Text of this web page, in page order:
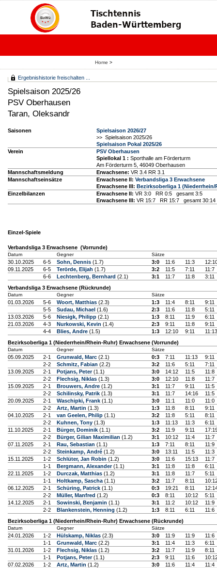
Home >
Ergebnishistorie freischalten ...
Spielsaison 2025/26
PSV Oberhausen
Taran, Oleksandr
Saisonen
Spielsaison 2026/27
>> Spielsaison 2025/26
Spielsaison Pokal 2025/26
Verein
PSV Oberhausen
Spiellokal 1 : Sporthalle am Förderturm
Am Förderturm 5, 46049 Oberhausen
Mannschaftsmeldung
Erwachsene: VR 3.4 RR 3.1
Mannschaftseinsätze
Erwachsene II: Verbandsliga 3 Erwachsene
Erwachsene III: Bezirksoberliga 1
Einzelbilanzen
Erwachsene II: VR 3:0 RR 0:5 gesamt 3:5
Erwachsene III: VR 15:7 RR 15:7 gesamt 30:14
Einzel-Spiele
Verbandsliga 3 Erwachsene (Vorrunde)
Datum Gegner Sätze
30.10.2025 6-5 Sohn, Dennis (1.7) 3:0 11:6 11:3
09.11.2025
6-5 Terörde, Elijah (1.7) 3:2 11:5 7:11
11:7
6-6
Lechtenberg, Bernhard (2.1) 3:1 11:7 11:8
3:11
Verbandsliga 3 Erwachsene (Rückrunde)
Datum Gegner Sätze
01.03.2026 5-6 Woort, Matthias (2.3) 1:3 11:4 8:11
9:11
5-5
Sudau, Michael (1.6) 2:3 11:6 11:8
5:11
13.03.2026
5-6 Niesigk, Philipp (2.1) 1:3 8:11 11:9
6:11
21.03.2026
4-3 Nurkowski, Kevin (1.4) 2:3 9:11 11:8
9:11
4-4
Blies, Andre (1.5) 1:3 12:10 9:11
11:13
Bezirksoberliga 1 (Niederrhein/Rhein-Ruhr) Erwachsene (Vorrunde)
Datum Gegner Sätze
05.09.2025 2-1 Grunwald, Marc (2.1) 0:3 7:11 11:13
9:11
2-2
Schmitz, Fabian (2.2) 3:2 11:6 5:11
7:11
13.09.2025
2-1 Potjans, Peter(1.1) 3:0 14:12 11:5
11:8
2-2
Flechsig, Niklas (1.3) 3:0 12:10 11:8
11:7
15.09.2025
2-1 Brouwers, Andre (1.2) 3:1 11:7 9:11
11:5
2-2
Schilinsky, Patrik (1.3) 3:1 11:7 14:16
11:5
20.09.2025
2-1 Waschipki, Frank (1.1) 3:0 11:1 11:0
11:0
2-2
Artz, Martin (1.3) 1:3 11:8 8:11
9:11
04.10.2025
2-1 van Geelen, Philip (1.1) 3:2 11:8 5:11
8:11
2-2
Kuhnen, Tony (1.3) 1:3 11:13 11:3
6:11
11.10.2025
2-1 Bürger, Dominik (1.1) 3:2 11:9 9:11
2-2
Bürger, Gilian Maximilian (1.2) 3:1 10:12 11:4
11:7
07.11.2025
2-1 Rau, Sebastian (1.1) 1:3 7:11 8:11
11:9
2-2
Steinkamp, André (1.2) 3:0 13:11 11:5
11:3
15.11.2025
1-2 Schlüter, Jan Robin (1.2) 3:0 11:6 15:13
11:7
1-1
Bergmann, Alexander(1.1) 3:1 11:8 11:8
6:11
22.11.2025
1-2 Durczak, Matthias (1.2) 3:1 11:8 11:7
5:11
1-1
Holtkamp, Sascha (1.1) 3:2 11:7 8:11
06.12.2025
2-1 Schüring, Patrick (1.1) 0:3 19:21 8:11
2-2
Müller, Manfred (1.2) 0:3 8:11 10:12
5:11
14.12.2025
2-1 Sowinski, Benjamin (1.1) 3:1 11:2 10:12
11:9
2-2
Blankenstein, Henning (1.2) 1:3 8:11 6:11
11:6
Bezirksoberliga 1 (Niederrhein/Rhein-Ruhr) Erwachsene (Rückrunde)
Datum Gegner Sätze
24.01.2026 1-2 Hülskamp, Niklas (2.3) 3:0 11:9 11:9
11:6
1-1
Grunwald, Marc (2.2) 3:1 11:4 11:3
6:11
31.01.2026
1-2 Flechsig, Niklas (1.2) 3:2 11:7 11:9
8:11
1-1
Potjans, Peter(1.1) 2:3 9:11 11:6
07.02.2026
1-2 Artz, Martin (1.2) 3:0 11:6 11:4
11:4